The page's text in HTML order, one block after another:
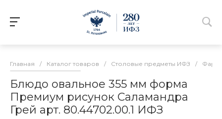
Главная / Каталог товаров / Столовые предметы ИФЗ /
Блюдо овальное 355 мм форма
Премиум рисунок Саламандра
Грей арт. 80.44702.00.1 ИФЗ